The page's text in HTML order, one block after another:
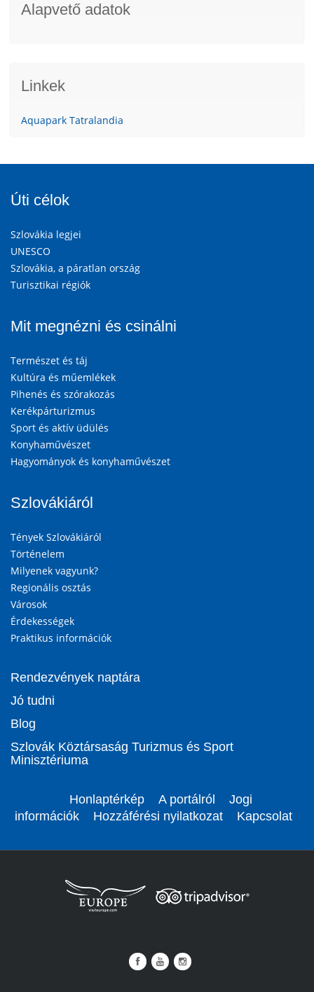
Alapvető adatok
Linkek
Aquapark Tatralandia
Úti célok
Szlovákia legjei
UNESCO
Szlovákia, a páratlan ország
Turisztikai régiók
Mit megnézni és csinálni
Természet és táj
Kultúra és műemlékek
Pihenés és szórakozás
Kerékpárturizmus
Sport és aktív üdülés
Konyhaművészet
Hagyományok és konyhaművészet
Szlovákiáról
Tények Szlovákiáról
Történelem
Milyenek vagyunk?
Regionális osztás
Városok
Érdekességek
Praktikus információk
Rendezvények naptára
Jó tudni
Blog
Szlovák Köztársaság Turizmus és Sport
Minisztériuma
Honlaptérkép A portálról
Jogi
információk
Hozzáférési nyilatkozat Kapcsolat